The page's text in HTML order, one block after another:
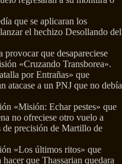
que se aplicaran los
el hechizo Desollando del
que desapareciese
«Cruzando Transborea».
por Entrañas» que
atacase a un PNJ que no debía
«Misión: Echar pestes» que
no ofreciese otro vuelo a
de precisión de Martillo de
«Los últimos ritos» que
que Thassarian quedara